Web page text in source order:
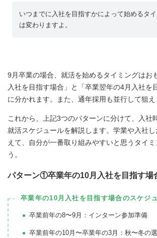
いつまでに入社を目指すかによって始めるタ
は変わりますよ。
9月卒業の場合、就活を始めるタイミングはお
入社を目指す場合」と「卒業翌年の4月入社を
に分かれます。また、通年採用も並行して狙え
これから、上記3つのパターンに分けて、入社
就活スケジュールを解説します。学業や入社
えて、自分が一番取り組みやすいと思うタイ
う。
パターン①卒業年の10月入社を目指す場
卒業年の10月入社を目指す場合のスケジ
卒業前年の8〜9月：インターン参加準備
卒業前年の10月〜卒業年の3月：秋〜冬の